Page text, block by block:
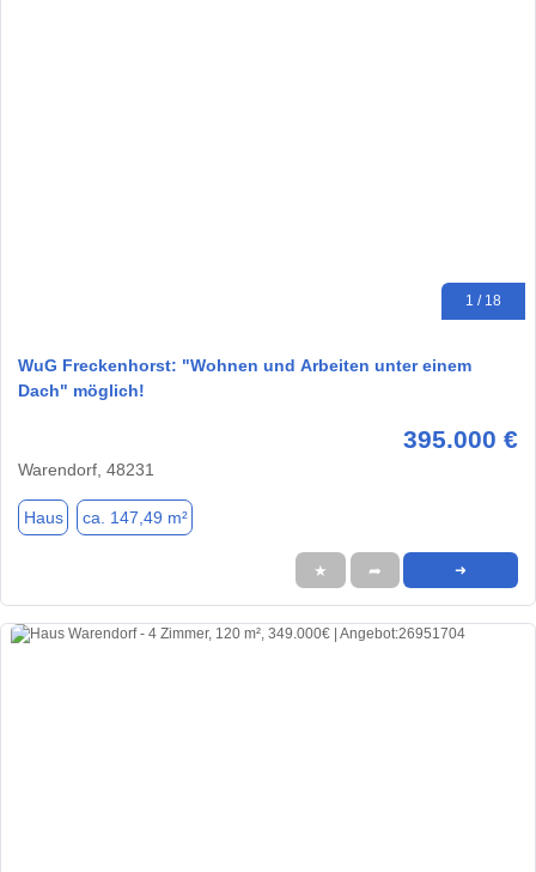
1 / 18
WuG Freckenhorst: "Wohnen und Arbeiten unter einem
Dach" möglich!
395.000 €
Warendorf, 48231
Haus ca. 147,49 m²
★ ➦ ➜